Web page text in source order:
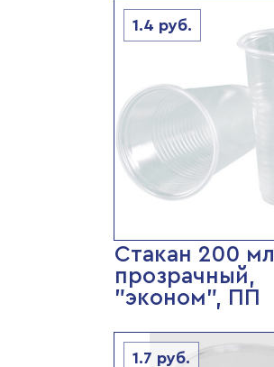
1.4 руб.
Стакан 200 мл
прозрачный,
"эконом", ПП
1.7 руб.